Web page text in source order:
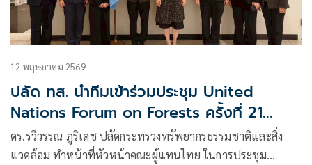
12 พฤษภาคม 2569
ปลัด ทส. นำทีมเข้าร่วมประชุม United
Nations Forum on Forests ครั้งที่ 21
(UNFF21)
ดร.รวีวรรณ ภูริเดช ปลัดกระทรวงทรัพยากรธรรมชาติและสิ่ง
แวดล้อม ทำหน้าที่หัวหน้าคณะผู้แทนไทย ในการประชุม